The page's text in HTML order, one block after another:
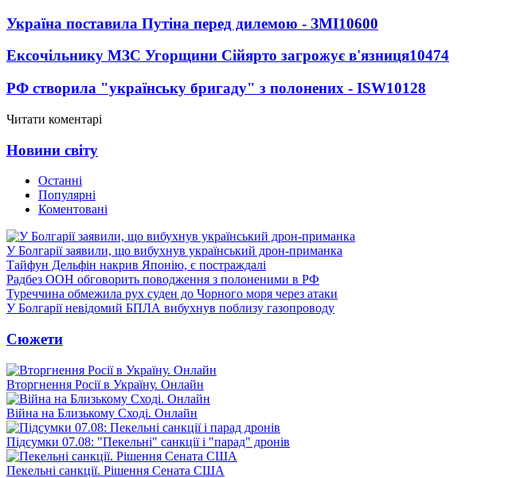
Україна поставила Путіна перед дилемою - ЗМІ10600
Ексочільнику МЗС Угорщини Сійярто загрожує в'язниця10474
РФ створила "українську бригаду" з полонених - ISW10128
Читати коментарі
Новини світу
Останні
Популярні
Коментовані
У Болгарії заявили, що вибухнув український дрон-приманка
Тайфун Дельфін накрив Японію, є постраждалі
Радбез ООН обговорить поводження з полоненими в РФ
Туреччина обмежила рух суден до Чорного моря через атаки
У Болгарії невідомий БПЛА вибухнув поблизу газопроводу
Сюжети
Вторгнення Росії в Україну. Онлайн
Війна на Близькому Сході. Онлайн
Підсумки 07.08: "Пекельні" санкції і "парад" дронів
Пекельні санкції. Рішення Сената США